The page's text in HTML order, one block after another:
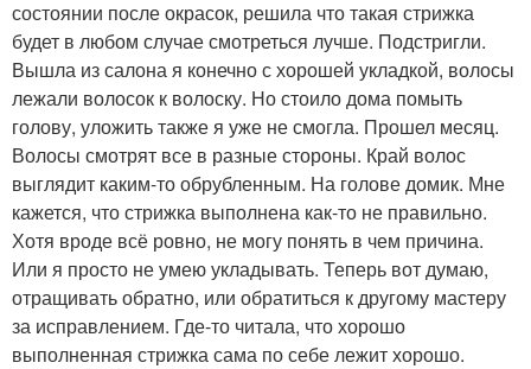
состоянии после окрасок, решила что такая стрижка
будет в любом случае смотреться лучше. Подстригли.
Вышла из салона я конечно с хорошей укладкой, волосы
лежали волосок к волоску. Но стоило дома помыть
голову, уложить также я уже не смогла. Прошел месяц.
Волосы смотрят все в разные стороны. Край волос
выглядит каким-то обрубленным. На голове домик. Мне
кажется, что стрижка выполнена как-то не правильно.
Хотя вроде всё ровно, не могу понять в чем причина.
Или я просто не умею укладывать. Теперь вот думаю,
отращивать обратно, или обратиться к другому мастеру
за исправлением. Где-то читала, что хорошо
выполненная стрижка сама по себе лежит хорошо.